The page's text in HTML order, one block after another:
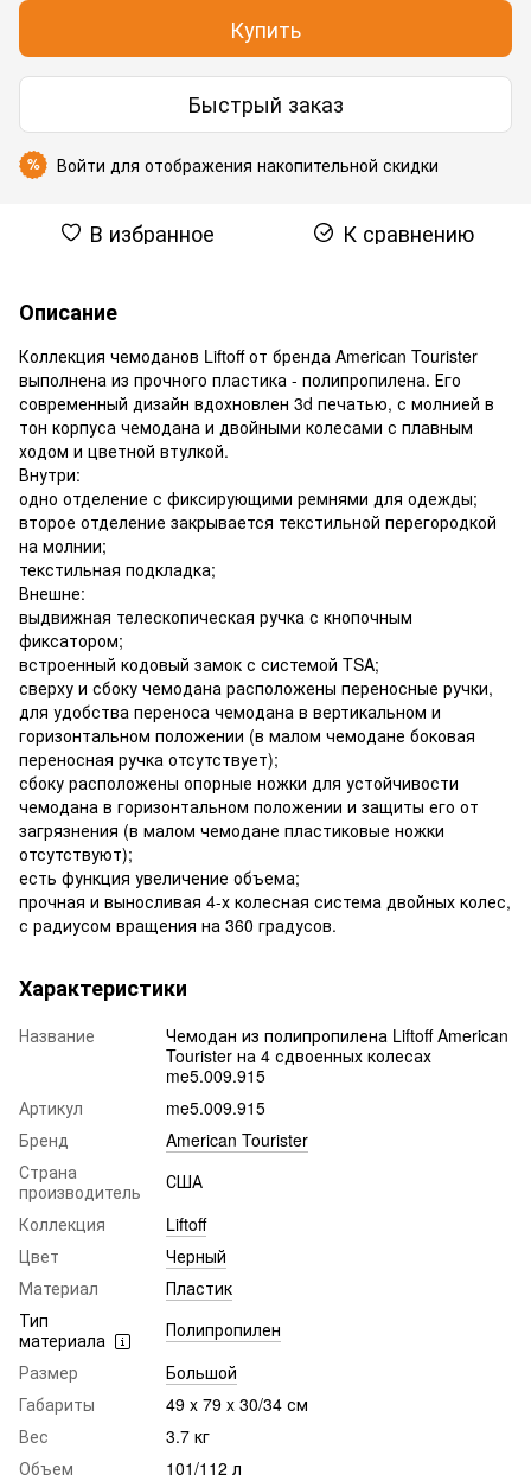
Купить
Быстрый заказ
% Войти для отображения накопительной скидки
В избранное К сравнению
Описание
Коллекция чемоданов Liftoff от бренда American Tourister
выполнена из прочного пластика - полипропилена. Его
современный дизайн вдохновлен 3d печатью, с молнией в
тон корпуса чемодана и двойными колесами с плавным
ходом и цветной втулкой.
Внутри:
одно отделение с фиксирующими ремнями для одежды;
второе отделение закрывается текстильной перегородкой
на молнии;
текстильная подкладка;
Внешне:
выдвижная телескопическая ручка с кнопочным
фиксатором;
встроенный кодовый замок с системой TSA;
сверху и сбоку чемодана расположены переносные ручки,
для удобства переноса чемодана в вертикальном и
горизонтальном положении (в малом чемодане боковая
переносная ручка отсутствует);
сбоку расположены опорные ножки для устойчивости
чемодана в горизонтальном положении и защиты его от
загрязнения (в малом чемодане пластиковые ножки
отсутствуют);
есть функция увеличение объема;
прочная и выносливая 4-х колесная система двойных колес,
с радиусом вращения на 360 градусов.
Характеристики
Название
Чемодан из полипропилена Liftoff American
Tourister на 4 сдвоенных колесах
me5.009.915
Артикул
me5.009.915
Бренд
American Tourister
Страна
производитель
США
Коллекция
Liftoff
Цвет
Черный
Материал
Пластик
Тип
материала
Полипропилен
Размер
Большой
Габариты
49 x 79 x 30/34 см
Вес
3.7 кг
Объем
101/112 л